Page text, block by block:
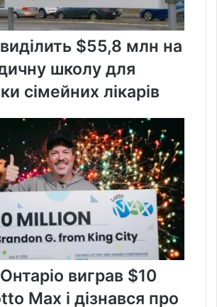
$55,8 млн на
школу для
сімейних лікарів
виграв $10
Max і дізнався про